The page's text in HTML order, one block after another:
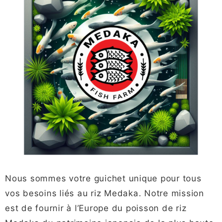
Nous sommes votre guichet unique pour tous
vos besoins liés au riz Medaka. Notre mission
est de fournir à l’Europe du poisson de riz